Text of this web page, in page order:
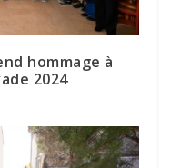
hommage à
2024